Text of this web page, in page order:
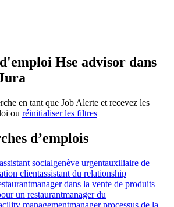
Hse advisor dans
en tant que Job Alerte et recevez les
ou réinitialiser les filtres
d’emplois
assistant socialgenève urgentauxiliaire de
clientassistant du relationship
manager dans la vente de produits
un restaurantmanager du
managementmanager processus de la